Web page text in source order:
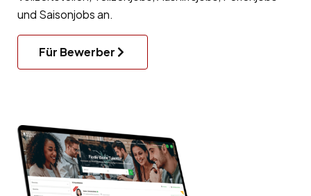
und Saisonjobs an.
Für Bewerber